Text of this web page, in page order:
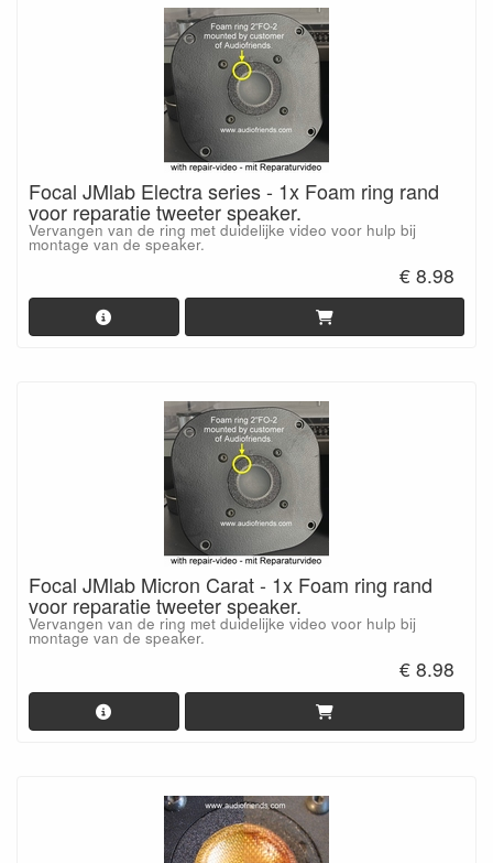
Focal JMlab Electra series - 1x Foam ring rand
voor reparatie tweeter speaker.
Vervangen van de ring met duidelijke video voor hulp bij
montage van de speaker.
€ 8.98
Focal JMlab Micron Carat - 1x Foam ring rand
voor reparatie tweeter speaker.
Vervangen van de ring met duidelijke video voor hulp bij
montage van de speaker.
€ 8.98